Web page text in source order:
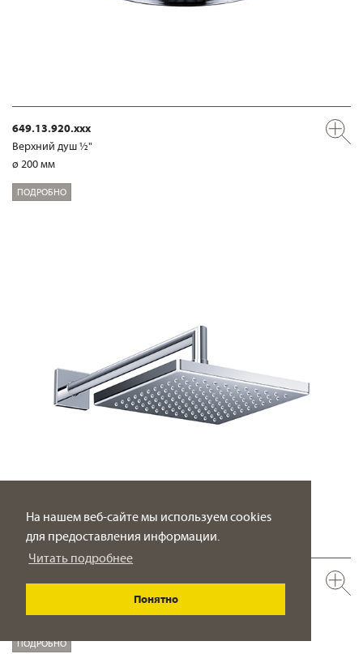
На нашем веб-сайте мы используем cookies
для предоставления информации.
Читать подробнее
Понятно
649.13.920.xxx
Верхний душ ½"
ø 200 мм
ПОДРОБНО
200 x 200 мм
ПОДРОБНО